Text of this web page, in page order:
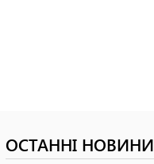
ОСТАННІ НОВИНИ